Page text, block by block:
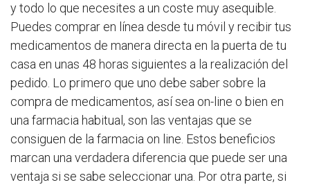
y todo lo que necesites a un coste muy asequible.
Puedes comprar en línea desde tu móvil y recibir tus
medicamentos de manera directa en la puerta de tu
casa en unas 48 horas siguientes a la realización del
pedido. Lo primero que uno debe saber sobre la
compra de medicamentos, así sea on-line o bien en
una farmacia habitual, son las ventajas que se
consiguen de la farmacia on line. Estos beneficios
marcan una verdadera diferencia que puede ser una
ventaja si se sabe seleccionar una. Por otra parte, si